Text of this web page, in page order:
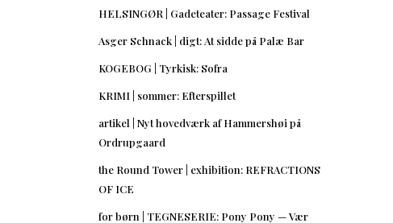
HELSINGØR | Gadeteater: Passage Festival
Asger Schnack | digt: At sidde på Palæ Bar
KOGEBOG | Tyrkisk: Sofra
KRIMI | sommer: Efterspillet
artikel | Nyt hovedværk af Hammershøi på
Ordrupgaard
the Round Tower | exhibition: REFRACTIONS
OF ICE
for børn | TEGNESERIE: Pony Pony — Vær